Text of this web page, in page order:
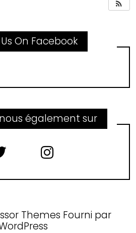
On Facebook
également sur
Themes Fourni par